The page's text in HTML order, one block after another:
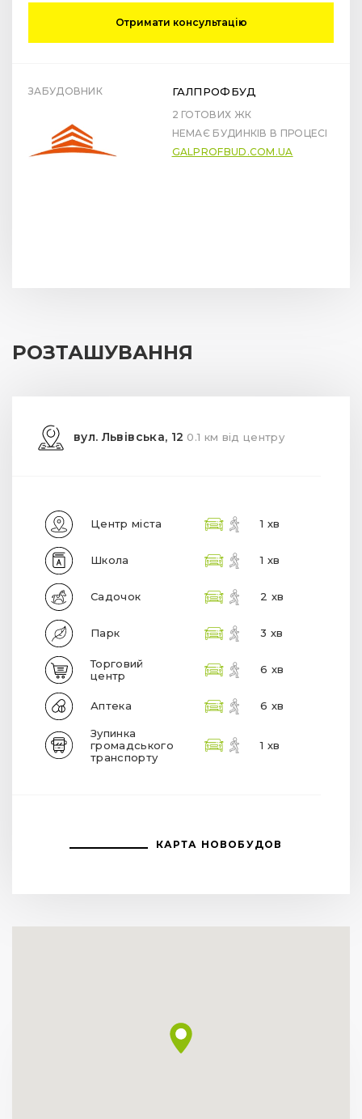
Отримати консультацію
ЗАБУДОВНИК ГАЛПРОФБУД
2 ГОТОВИХ ЖК
НЕМАЄ БУДИНКІВ В ПРОЦЕСІ
GALPROFBUD.COM.UA
РОЗТАШУВАННЯ
вул. Львівська, 12 0.1 км від центру
Центр міста 1 хв
Школа 1 хв
Садочок 2 хв
Парк 3 хв
Торговий
центр
6 хв
Аптека 6 хв
Зупинка
громадського
транспорту
1 хв
КАРТА НОВОБУДОВ